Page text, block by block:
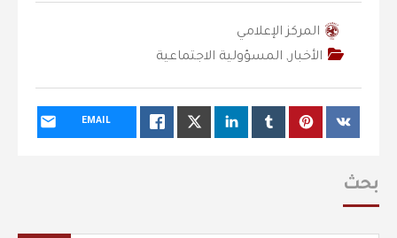
المركز الإعلامي
الأخبار, المسؤولية الاجتماعية
EMAIL
بحث